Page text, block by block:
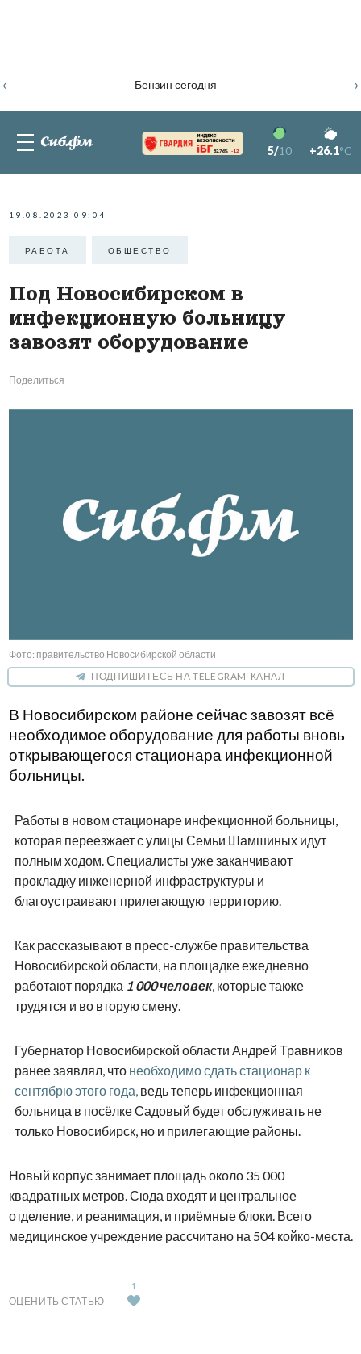
Бензин сегодня
‹ ›
82.76% -1.2 5/10 +26.1°C
19.08.2023 09:04
РАБОТА ОБЩЕСТВО
Под Новосибирском в
инфекционную больницу
завозят оборудование
Поделиться
Фото: правительство Новосибирской области
ПОДПИШИТЕСЬ НА TELEGRAM-КАНАЛ
В Новосибирском районе сейчас завозят всё
необходимое оборудование для работы вновь
открывающегося стационара инфекционной
больницы.
Работы в новом стационаре инфекционной больницы,
которая переезжает с улицы Семьи Шамшиных идут
полным ходом. Специалисты уже заканчивают
прокладку инженерной инфраструктуры и
благоустраивают прилегающую территорию.
Как рассказывают в пресс-службе правительства
Новосибирской области, на площадке ежедневно
работают порядка 1 000 человек, которые также
трудятся и во вторую смену.
Губернатор Новосибирской области Андрей Травников
ранее заявлял, что необходимо сдать стационар к
сентябрю этого года,ведь теперь инфекционная
больница в посёлке Садовый будет обслуживать не
только Новосибирск, но и прилегающие районы.
Новый корпус занимает площадь около 35 000
квадратных метров. Сюда входят и центральное
отделение, и реанимация, и приёмные блоки. Всего
медицинское учреждение рассчитано на 504 койко-места.
ОЦЕНИТЬ СТАТЬЮ
1